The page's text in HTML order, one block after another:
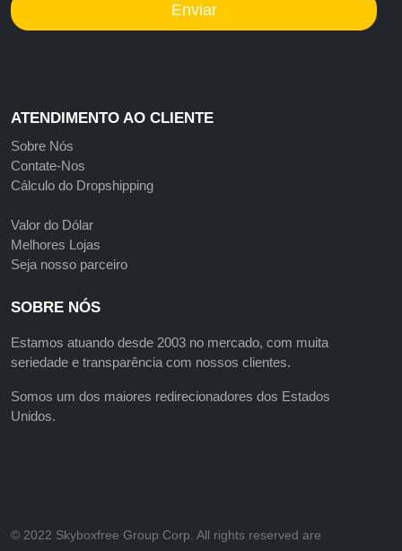
Enviar
ATENDIMENTO AO CLIENTE
Sobre Nós
Contate-Nos
Cálculo do Dropshipping
Valor do Dólar
Melhores Lojas
Seja nosso parceiro
SOBRE NÓS
Estamos atuando desde 2003 no mercado, com muita
seriedade e transparência com nossos clientes.
Somos um dos maiores redirecionadores dos Estados
Unidos.
©️ 2022 Skyboxfree Group Corp. All rights reserved are